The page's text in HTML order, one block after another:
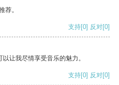
荐。
支持[0] 反对[0]
让我尽情享受音乐的魅力。
支持[0] 反对[0]